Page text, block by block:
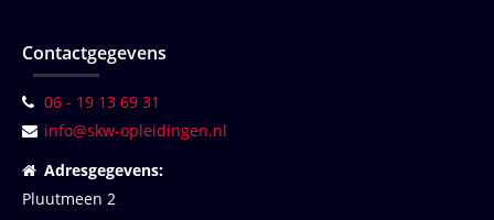
Contactgegevens
06 - 19 13 69 31
info@skw-opleidingen.nl
Adresgegevens:
Pluutmeen 2